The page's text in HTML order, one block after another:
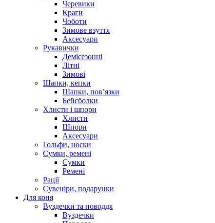
Черевики
Краги
Чоботи
Зимове взуття
Аксесуари
Рукавички
Демісезонні
Літні
Зимові
Шапки, кепки
Шапки, пов’язки
Бейсболки
Хлисти і шпори
Хлисти
Шпори
Аксесуари
Гольфи, носки
Сумки, ремені
Сумки
Ремені
Рації
Сувеніри, подарунки
Для коня
Вуздечки та поводдя
Вуздечки